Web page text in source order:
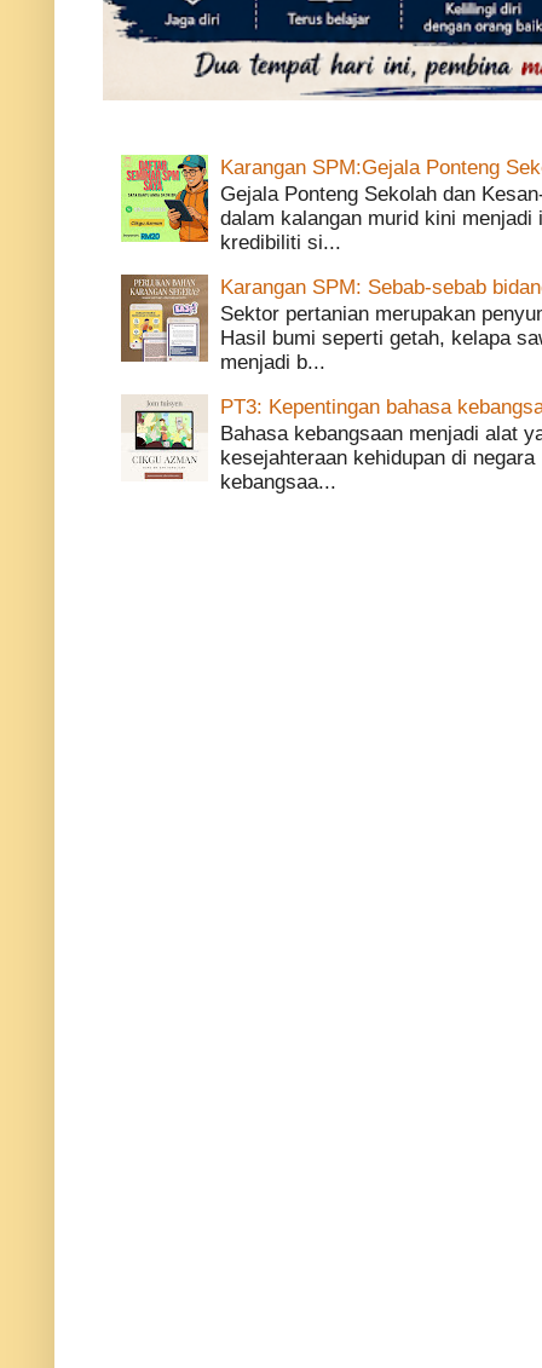
Karangan SPM:Gejala Ponteng
Gejala Ponteng Sekolah dan
dalam kalangan murid kini
kredibiliti si...
Karangan SPM: Sebab-sebab
Sektor pertanian merupakan
Hasil bumi seperti getah, kelapa
menjadi b...
PT3: Kepentingan bahasa
Bahasa kebangsaan menjadi alat
kesejahteraan kehidupan di
kebangsaa...